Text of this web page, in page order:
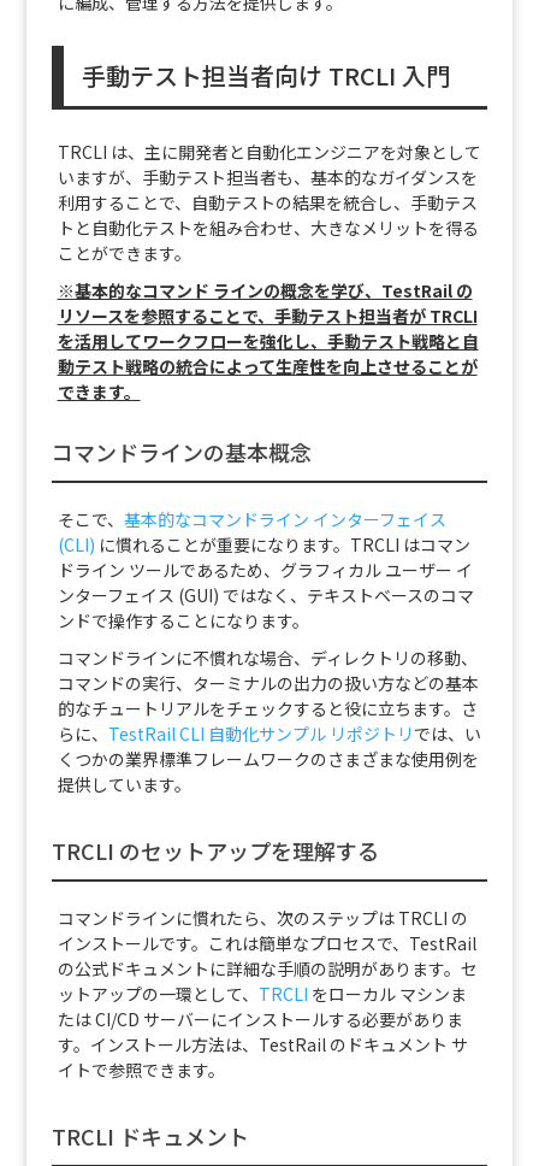
手動テスト担当者向け TRCLI 入門
TRCLI は、主に開発者と自動化エンジニアを対象として
いますが、手動テスト担当者も、基本的なガイダンスを
利用することで、自動テストの結果を統合し、手動テス
トと自動化テストを組み合わせ、大きなメリットを得る
ことができます。
※基本的なコマンド ラインの概念を学び、TestRail の
リソースを参照することで、手動テスト担当者が TRCLI
を活用してワークフローを強化し、手動テスト戦略と自
動テスト戦略の統合によって生産性を向上させることが
できます。
コマンドラインの基本概念
そこで、 基本的なコマンドライン インターフェイス
(CLI) に慣れることが重要になります。TRCLI はコマン
ドライン ツールであるため、グラフィカル ユーザー イ
ンターフェイス (GUI) ではなく、テキストベースのコマ
ンドで操作することになります。
コマンドラインに不慣れな場合、ディレクトリの移動、
コマンドの実行、ターミナルの出力の扱い方などの基本
的なチュートリアルをチェックすると役に立ちます。さ
らに、 TestRail CLI 自動化サンプル リポジトリ では、い
くつかの業界標準フレームワークのさまざまな使用例を
提供しています。
TRCLI のセットアップを理解する
コマンドラインに慣れたら、次のステップは TRCLI の
インストールです。これは簡単なプロセスで、TestRail
の公式ドキュメントに詳細な手順の説明があります。セ
ットアップの一環として、 TRCLI をローカル マシンま
たは CI/CD サーバーにインストールする必要がありま
す。インストール方法は、TestRail のドキュメント サ
イトで参照できます。
TRCLI ドキュメント